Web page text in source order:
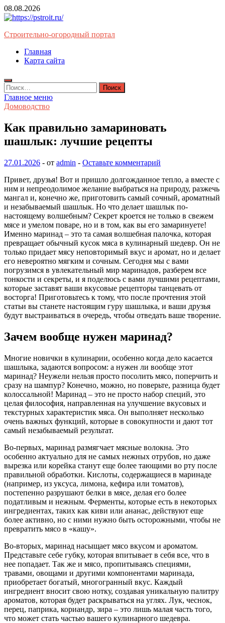
Перейти
к
08.08.2026
Строительно-огородный портал
Главная
Карта сайта
Найти:
Главное меню
Домоводство
Как правильно замариновать
шашлык: лучшие рецепты
27.01.2026 - от admin - Оставьте комментарий
Привет, друзья! Вот и пришло долгожданное тепло, а вместе с
ним и непреодолимое желание выбраться на природу, разжечь
мангал и, конечно же, приготовить самый сочный, ароматный
и незабываемый шашлык. Но что делает шашлык по-
настоящему волшебным? Секрет кроется не только в свежем
мясе и умелом поваре, но и в том, как вы его замаринуете!
Именно маринад – это та самая волшебная палочка, которая
превращает обычный кусок мяса в кулинарный шедевр. Он не
только придает мясу неповторимый вкус и аромат, но и делает
его невероятно мягким и сочным. Сегодня мы с вами
погрузимся в увлекательный мир маринадов, разберем все
тонкости и секреты, и я поделюсь с вами лучшими рецептами,
которые заставят ваши вкусовые рецепторы танцевать от
восторга! Приготовьтесь к тому, что после прочтения этой
статьи вы станете настоящим гуру шашлыка, и ваши друзья
будут выстраиваться в очередь, чтобы отведать ваше творение.
Зачем вообще нужен маринад?
Многие новички в кулинарии, особенно когда дело касается
шашлыка, задаются вопросом: а нужен ли вообще этот
маринад? Неужели нельзя просто посолить мясо, поперчить и
сразу на шампур? Конечно, можно, но поверьте, разница будет
колоссальной! Маринад – это не просто набор специй, это
целая философия, направленная на улучшение вкусовых и
текстурных характеристик мяса. Он выполняет несколько
очень важных функций, которые в совокупности и дают тот
самый незабываемый результат.
Во-первых, маринад размягчает мясные волокна. Это
особенно актуально для не самых нежных отрубов, но даже
вырезка или корейка станут еще более тающими во рту после
правильной обработки. Кислоты, содержащиеся в маринаде
(например, из уксуса, лимона, кефира или томатов),
постепенно разрушают белки в мясе, делая его более
податливым и нежным. Ферменты, которые есть в некоторых
ингредиентах, таких как киви или ананас, действуют еще
более активно, но с ними нужно быть осторожными, чтобы не
превратить мясо в «кашу».
Во-вторых, маринад насыщает мясо вкусом и ароматом.
Представьте себе губку, которая впитывает в себя все, что в
нее попадает. Так же и мясо, пропитываясь специями,
травами, овощами и другими компонентами маринада,
приобретает богатый, многогранный вкус. Каждый
ингредиент вносит свою нотку, создавая уникальную палитру
ароматов, которая будет раскрываться на углях. Лук, чеснок,
перец, паприка, кориандр, зира – это лишь малая часть того,
что может стать частью вашего кулинарного шедевра.